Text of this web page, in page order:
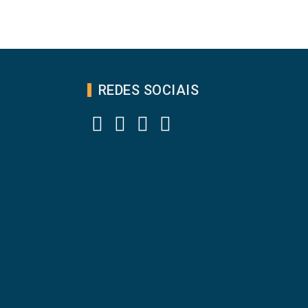
REDES SOCIAIS